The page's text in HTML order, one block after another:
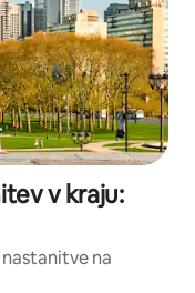
v kraju:
na